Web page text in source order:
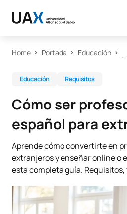
Home Portada Educación
Educación Requisitos
Cómo ser
español para
Aprende cómo convertirte en
extranjeros y enseñar online o
esta completa guía. Requisitos,